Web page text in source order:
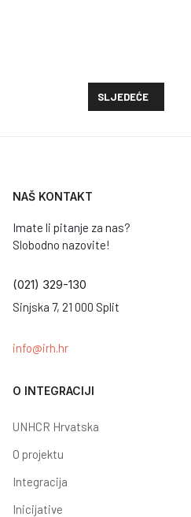
SLJEDEĆI
SLJEDEĆE
NAŠ KONTAKT
Imate li pitanje za nas?
Slobodno nazovite!
(021) 329-130
Sinjska 7, 21 000 Split
info@irh.hr
O INTEGRACIJI
UNHCR Hrvatska
O projektu
Integracija
Inicijative